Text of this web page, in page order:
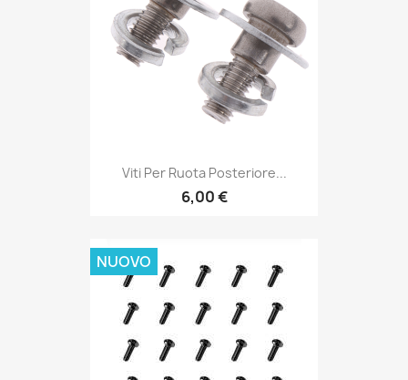
Viti Per Ruota Posteriore...
6,00 €
NUOVO